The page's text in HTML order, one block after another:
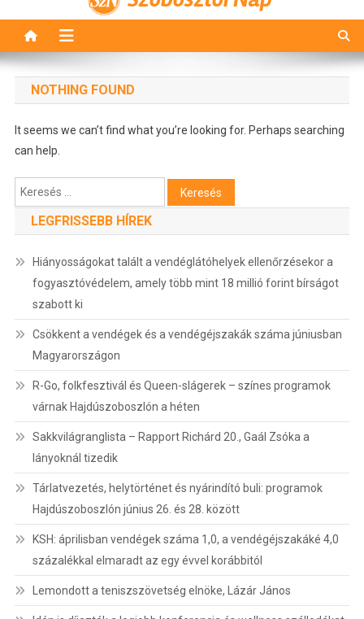
NOTHING FOUND
It seems we can’t find what you’re looking for. Perhaps searching
can help.
Keresés:
LEGFRISSEBB HÍREK
Hiányosságokat talált a vendéglátóhelyek ellenőrzésekor a
fogyasztóvédelem, amely több mint 18 millió forint bírságot
szabott ki
Csökkent a vendégek és a vendégéjszakák száma júniusban
Magyarországon
R-Go, folkfesztivál és Queen-slágerek – színes programok
várnak Hajdúszoboszlón a héten
Sakkvilágranglista – Rapport Richárd 20., Gaál Zsóka a
lányoknál tizedik
Tárlatvezetés, helytörténet és nyárindító buli: programok
Hajdúszoboszlón június 26. és 28. között
KSH: áprilisban vendégek száma 1,0, a vendégéjszakáké 4,0
százalékkal elmaradt az egy évvel korábbitól
Lemondott a teniszszövetség elnöke, Lázár János